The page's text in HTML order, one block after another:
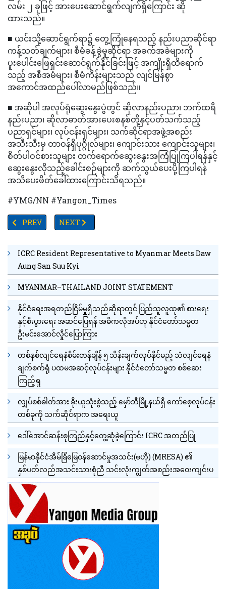
လမ်း ၂ ခုဖြင့် အားပေးဆောင်ရွက်လျက်ရှိကြောင်း ဆို
ထားသည်။
■ ယင်းသို့ဆောင်ရွက်ရာ၌ တွေ့ကြုံနေရသည့် နည်းပညာဆိုင်ရာ
ကန့်သတ်ချက်များ၊ စီမံခန့်ခွဲမှုဆိုင်ရာ အခက်အခဲများကို
ပူးပေါင်းဖြေရှင်းဆောင်ရွက်နိုင်ခြင်းဖြင့် အကျိုးရှိထိရောက်
သည့် အစီအမံများ၊ စီမံကိန်းများသည် လျင်မြန်စွာ
အကောင်အထည်ပေါ်လာမည်ဖြစ်သည်။
■ အဆိုပါ အလုပ်ရုံဆွေးနွေးပွဲတွင် ဆိုလာနည်းပညာ၊ ဘက်ထရီ
နည်းပညာ၊ ဆိုလာဓာတ်အားပေးစနစ်တို့နှင့်ပတ်သက်သည့်
ပညာရှင်များ၊ လုပ်ငန်းရှင်များ၊ သက်ဆိုင်ရာအဖွဲ့အစည်း
အသီးသီးမှ တာဝန်ရှိပုဂ္ဂိုလ်များ၊ ကျောင်းသား ကျောင်းသူများ၊
စိတ်ပါဝင်စားသူများ တက်ရောက်ဆွေးနွေးအကြံပြုကြပါရန်နှင့်
ဆွေးနွေးလိုသည့်ခေါင်းစဉ်များကို ဆက်သွယ်ပေးပို့ကြပါရန်
အသိပေးဖိတ်ခေါ်ထားကြောင်းသိရသည်။
#YMG/NN #Yangon_Times
PREVIOUS ARTICLE: သီလဝါဆိပ်ကမ်းဒေသအကွက်အမှတ် (၂၉)
PREV NEXT ARTICLE: စစ်ကိုင်းနှင့်မန္တလေးရှိ ငလျင်ဒ
NEXT
ICRC Resident Representative to Myanmar Meets Daw
Aung San Suu Kyi
MYANMAR–THAILAND JOINT STATEMENT
နိုင်ငံရေးအရတည်ငြိမ်မှုရှိသည်ဆိုရာတွင် ပြည်သူလူထု၏ စားရေး
နှင့်စီးပွားရေး အဆင်ပြေရန် အဓိကလိုအပ်ဟု နိုင်ငံတော်သမ္မတ
ဦးမင်းအောင်လှိုင်ပြောကြား
တစ်နှစ်လျင်ရေနံစိမ်းတန်ချိန် ၅ သိန်းချက်လုပ်နိုင်မည့် သံလျင်ရေနံ
ချက်စက်ရုံ ပထမအဆင့်လုပ်ငန်းများ နိုင်ငံတော်သမ္မတ စစ်ဆေး
ကြည့်ရှု
လျှပ်စစ်ဓါတ်အား ခိုးယူသုံးစွဲသည့် မှော်ဘီမြို့နယ်ရှိ ကော်စေ့လုပ်ငန်း
တစ်ခုကို သက်ဆိုင်ရာက အရေးယူ
ဒေါ်အောင်ဆန်းစုကြည်နှင့်တွေ့ဆုံခဲ့ကြောင်း ICRC အတည်ပြု
မြန်မာနိုင်ငံအိမ်ခြံမြေဝန်ဆောင်မှုအသင်း(ဗဟို) (MRESA) ၏
နှစ်ပတ်လည်အသင်းသားစုံညီ သင်းလုံးကျွတ်အစည်းအဝေးကျင်းပ